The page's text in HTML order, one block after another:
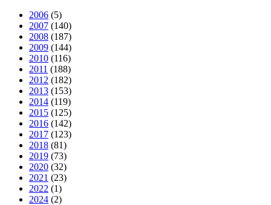
2006 (5)
2007 (140)
2008 (187)
2009 (144)
2010 (116)
2011 (188)
2012 (182)
2013 (153)
2014 (119)
2015 (125)
2016 (142)
2017 (123)
2018 (81)
2019 (73)
2020 (32)
2021 (23)
2022 (1)
2024 (2)